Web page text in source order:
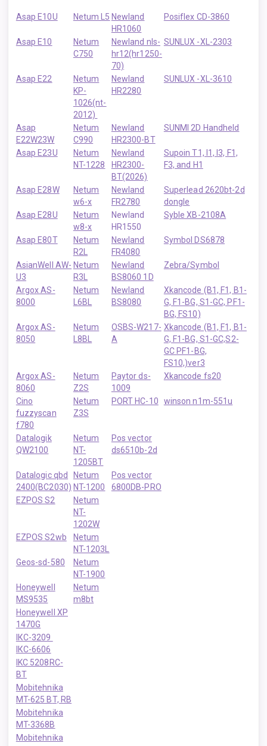
Asap E10U Netum L5 Newland
HR1060
Posiflex CD-3860
Asap E10
Netum
C750
Newland nls-
hr12(hr1250-
70)
SUNLUX -XL-2303
Asap E22
Netum
KP-
1026(nt-
2012)
Newland
HR2280
SUNLUX -XL-3610
Asap
E22W23W
Netum
C990
Newland
HR2300-BT
SUNMI 2D Handheld
Asap E23U
Netum
NT-1228
Newland
HR2300-
BT(2026)
Supoin T1, I1, I3, F1,
F3, and H1
Asap E28W
Netum
w6-x
Newland
FR2780
Superlead 2620bt-2d
dongle
Asap E28U
Netum
w8-x
Newland
HR1550
Syble XB-2108A
Asap E80T
Netum
R2L
Newland
FR4080
Symbol DS6878
AsianWell AW-
U3
Netum
R3L
Newland
BS8060 1D
Zebra/Symbol
Argox AS-
8000
Netum
L6BL
Newland
BS8080
Xkancode (B1, F1, B1-
G, F1-BG, S1-GC, PF1-
BG, FS10)
Argox AS-
8050
Netum
L8BL
OSBS-W217-
A
Xkancode (B1, F1, B1-
G, F1-BG, S1-GC,S2-
GC PF1-BG,
FS10,)ver3
Argox AS-
8060
Netum
Z2S
Paytor ds-
1009
Xkancode fs20
Сino
fuzzyscan
f780
Netum
Z3S
PORT HC-10 winson n1m-551u
Datalogik
QW2100
Netum
NT-
1205BT
Pos vector
ds6510b-2d
Datalogic qbd
2400(BC2030)
Netum
NT-1200
Pos vector
6800DB-PRO
EZPOS S2
Netum
NT-
1202W
EZPOS S2wb
Netum
NT-1203L
Geos-sd-580
Netum
NT-1900
Honeywell
MS9535
Netum
m8bt
Honeywell XP
1470G
ІКС-3209
ІКС-6606
IKC 5208RC-
BT
Mobitehnika
MT-625 BT, RB
Mobitehnika
MT-3368B
Mobitehnika